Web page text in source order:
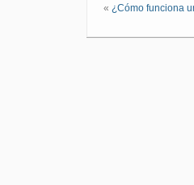
« ¿Cómo funciona